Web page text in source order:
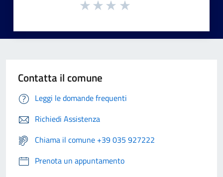
Contatta il comune
Leggi le domande frequenti
Richiedi Assistenza
Chiama il comune +39 035 927222
Prenota un appuntamento